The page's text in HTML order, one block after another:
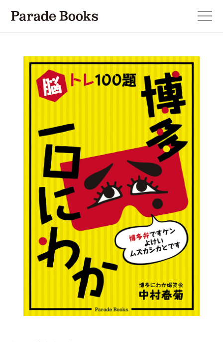
本を探す
おすすめ！この一冊。
小説
エッセイ・詩・ノンフィクション
趣味・カルチャー
生活・健康
論文・学術書・参考書
絵本・児童書